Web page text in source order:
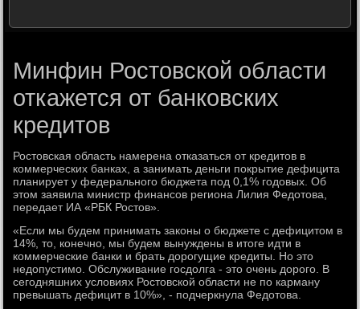
Минфин Ростовской области
откажется от банковских
кредитов
Ростовская область намерена отказаться от кредитов в
коммерческих банках, а занимать деньги покрытие дефицита
планирует у федерального бюджета под 0,1% годовых. Об
этом заявила министр финансов региона Лилия Федотова,
передает ИА «РБК Ростов».
«Если мы будем принимать законы о бюджете с дефицитом в
14%, то, конечно, мы будем вынуждены в итоге идти в
коммерческие банки и брать дорогущие кредиты. Но это
недопустимо. Обслуживание госдолга - это очень дорого. В
сегодняшних условиях Ростовской области не по карману
превышать дефицит в 10%», - подчеркнула Федотова.